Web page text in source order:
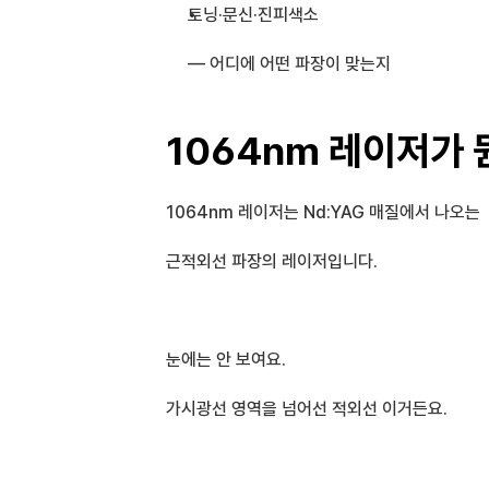
토닝·문신·진피색소
— 어디에 어떤 파장이 맞는지
1064nm 레이저가
1064nm 레이저는 Nd:YAG 매질에서 나오는
근적외선 파장의 레이저입니다.
눈에는 안 보여요.
가시광선 영역을 넘어선 적외선 이거든요.